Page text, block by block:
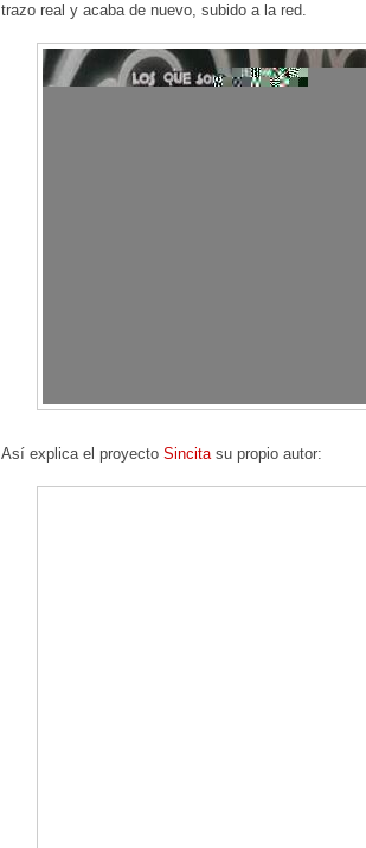
trazo real y acaba de nuevo, subido a la red.
Así explica el proyecto Sincitasu propio autor: